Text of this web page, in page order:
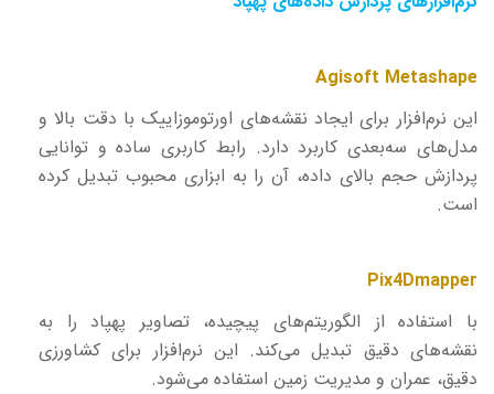
Agisoft Metashape
این نرم‌افزار برای ایجاد نقشه‌های اورتوموزاییک با دقت بالا و
مدل‌های سه‌بعدی کاربرد دارد. رابط کاربری ساده و توانایی
پردازش حجم بالای داده، آن را به ابزاری محبوب تبدیل کرده
است.
Pix4Dmapper
با استفاده از الگوریتم‌های پیچیده، تصاویر پهپاد را به
نقشه‌های دقیق تبدیل می‌کند. این نرم‌افزار برای کشاورزی
دقیق، عمران و مدیریت زمین استفاده می‌شود.